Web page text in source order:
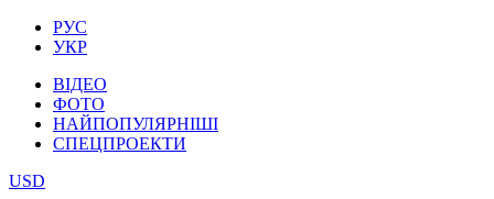
РУС
УКР
ВІДЕО
ФОТО
НАЙПОПУЛЯРНІШІ
СПЕЦПРОЕКТИ
USD